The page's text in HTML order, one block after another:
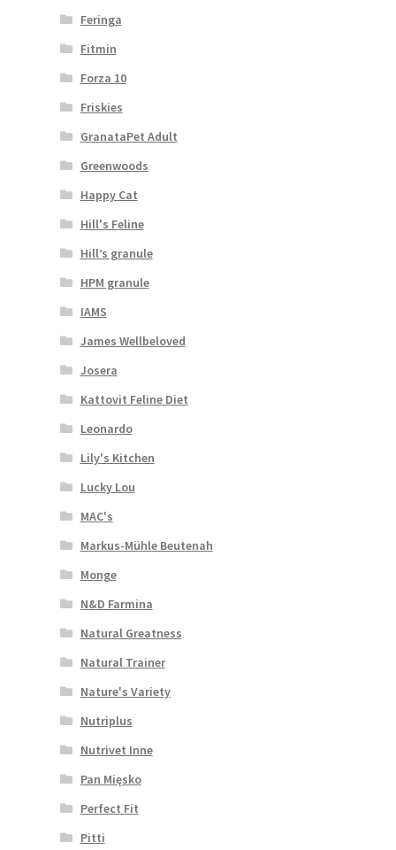
Feringa
Fitmin
Forza 10
Friskies
GranataPet Adult
Greenwoods
Happy Cat
Hill's Feline
Hill’s granule
HPM granule
IAMS
James Wellbeloved
Josera
Kattovit Feline Diet
Leonardo
Lily's Kitchen
Lucky Lou
MAC's
Markus-Mühle Beutenah
Monge
N&D Farmina
Natural Greatness
Natural Trainer
Nature's Variety
Nutriplus
Nutrivet Inne
Pan Mięsko
Perfect Fit
Pitti